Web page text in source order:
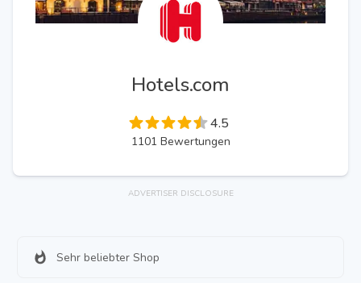
Hotels.com
4.5
1101 Bewertungen
ADVERTISER DISCLOSURE
Sehr beliebter Shop